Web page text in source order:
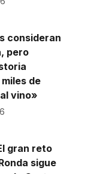
consideran
pero
de
vino»
gran reto
sigue